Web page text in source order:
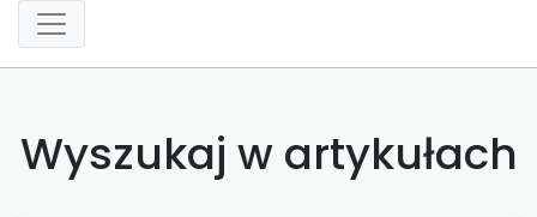
Wyszukaj w artykułach